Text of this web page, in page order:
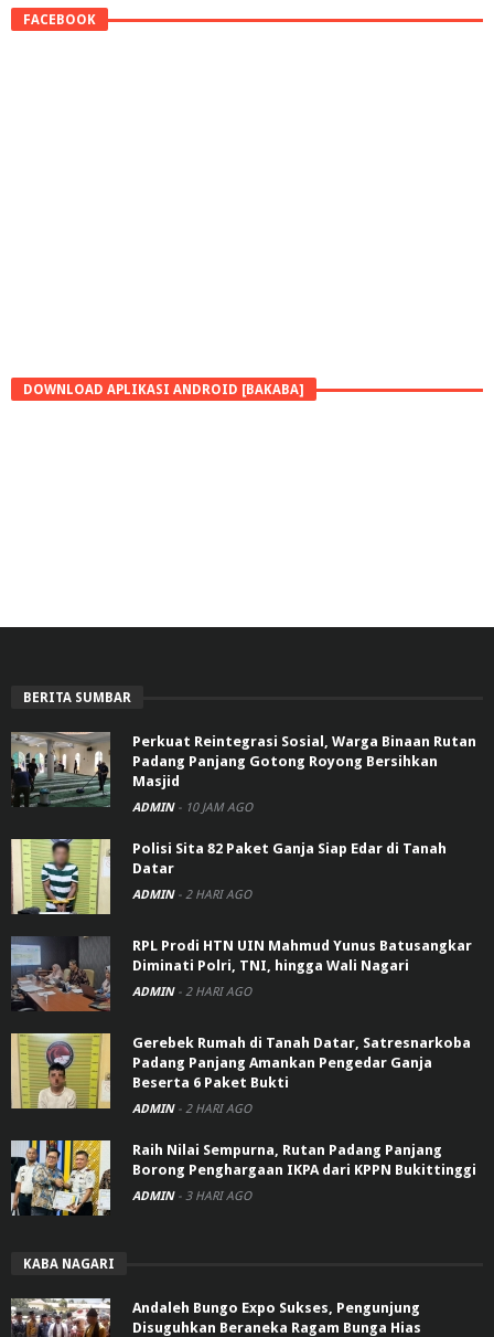
FACEBOOK
DOWNLOAD APLIKASI ANDROID [BAKABA]
BERITA SUMBAR
Perkuat Reintegrasi Sosial, Warga Binaan Rutan
Padang Panjang Gotong Royong Bersihkan
Masjid
ADMIN - 10 JAM AGO
Polisi Sita 82 Paket Ganja Siap Edar di Tanah
Datar
ADMIN - 2 HARI AGO
RPL Prodi HTN UIN Mahmud Yunus Batusangkar
Diminati Polri, TNI, hingga Wali Nagari
ADMIN - 2 HARI AGO
Gerebek Rumah di Tanah Datar, Satresnarkoba
Padang Panjang Amankan Pengedar Ganja
Beserta 6 Paket Bukti
ADMIN - 2 HARI AGO
Raih Nilai Sempurna, Rutan Padang Panjang
Borong Penghargaan IKPA dari KPPN Bukittinggi
ADMIN - 3 HARI AGO
KABA NAGARI
Andaleh Bungo Expo Sukses, Pengunjung
Disuguhkan Beraneka Ragam Bunga Hias